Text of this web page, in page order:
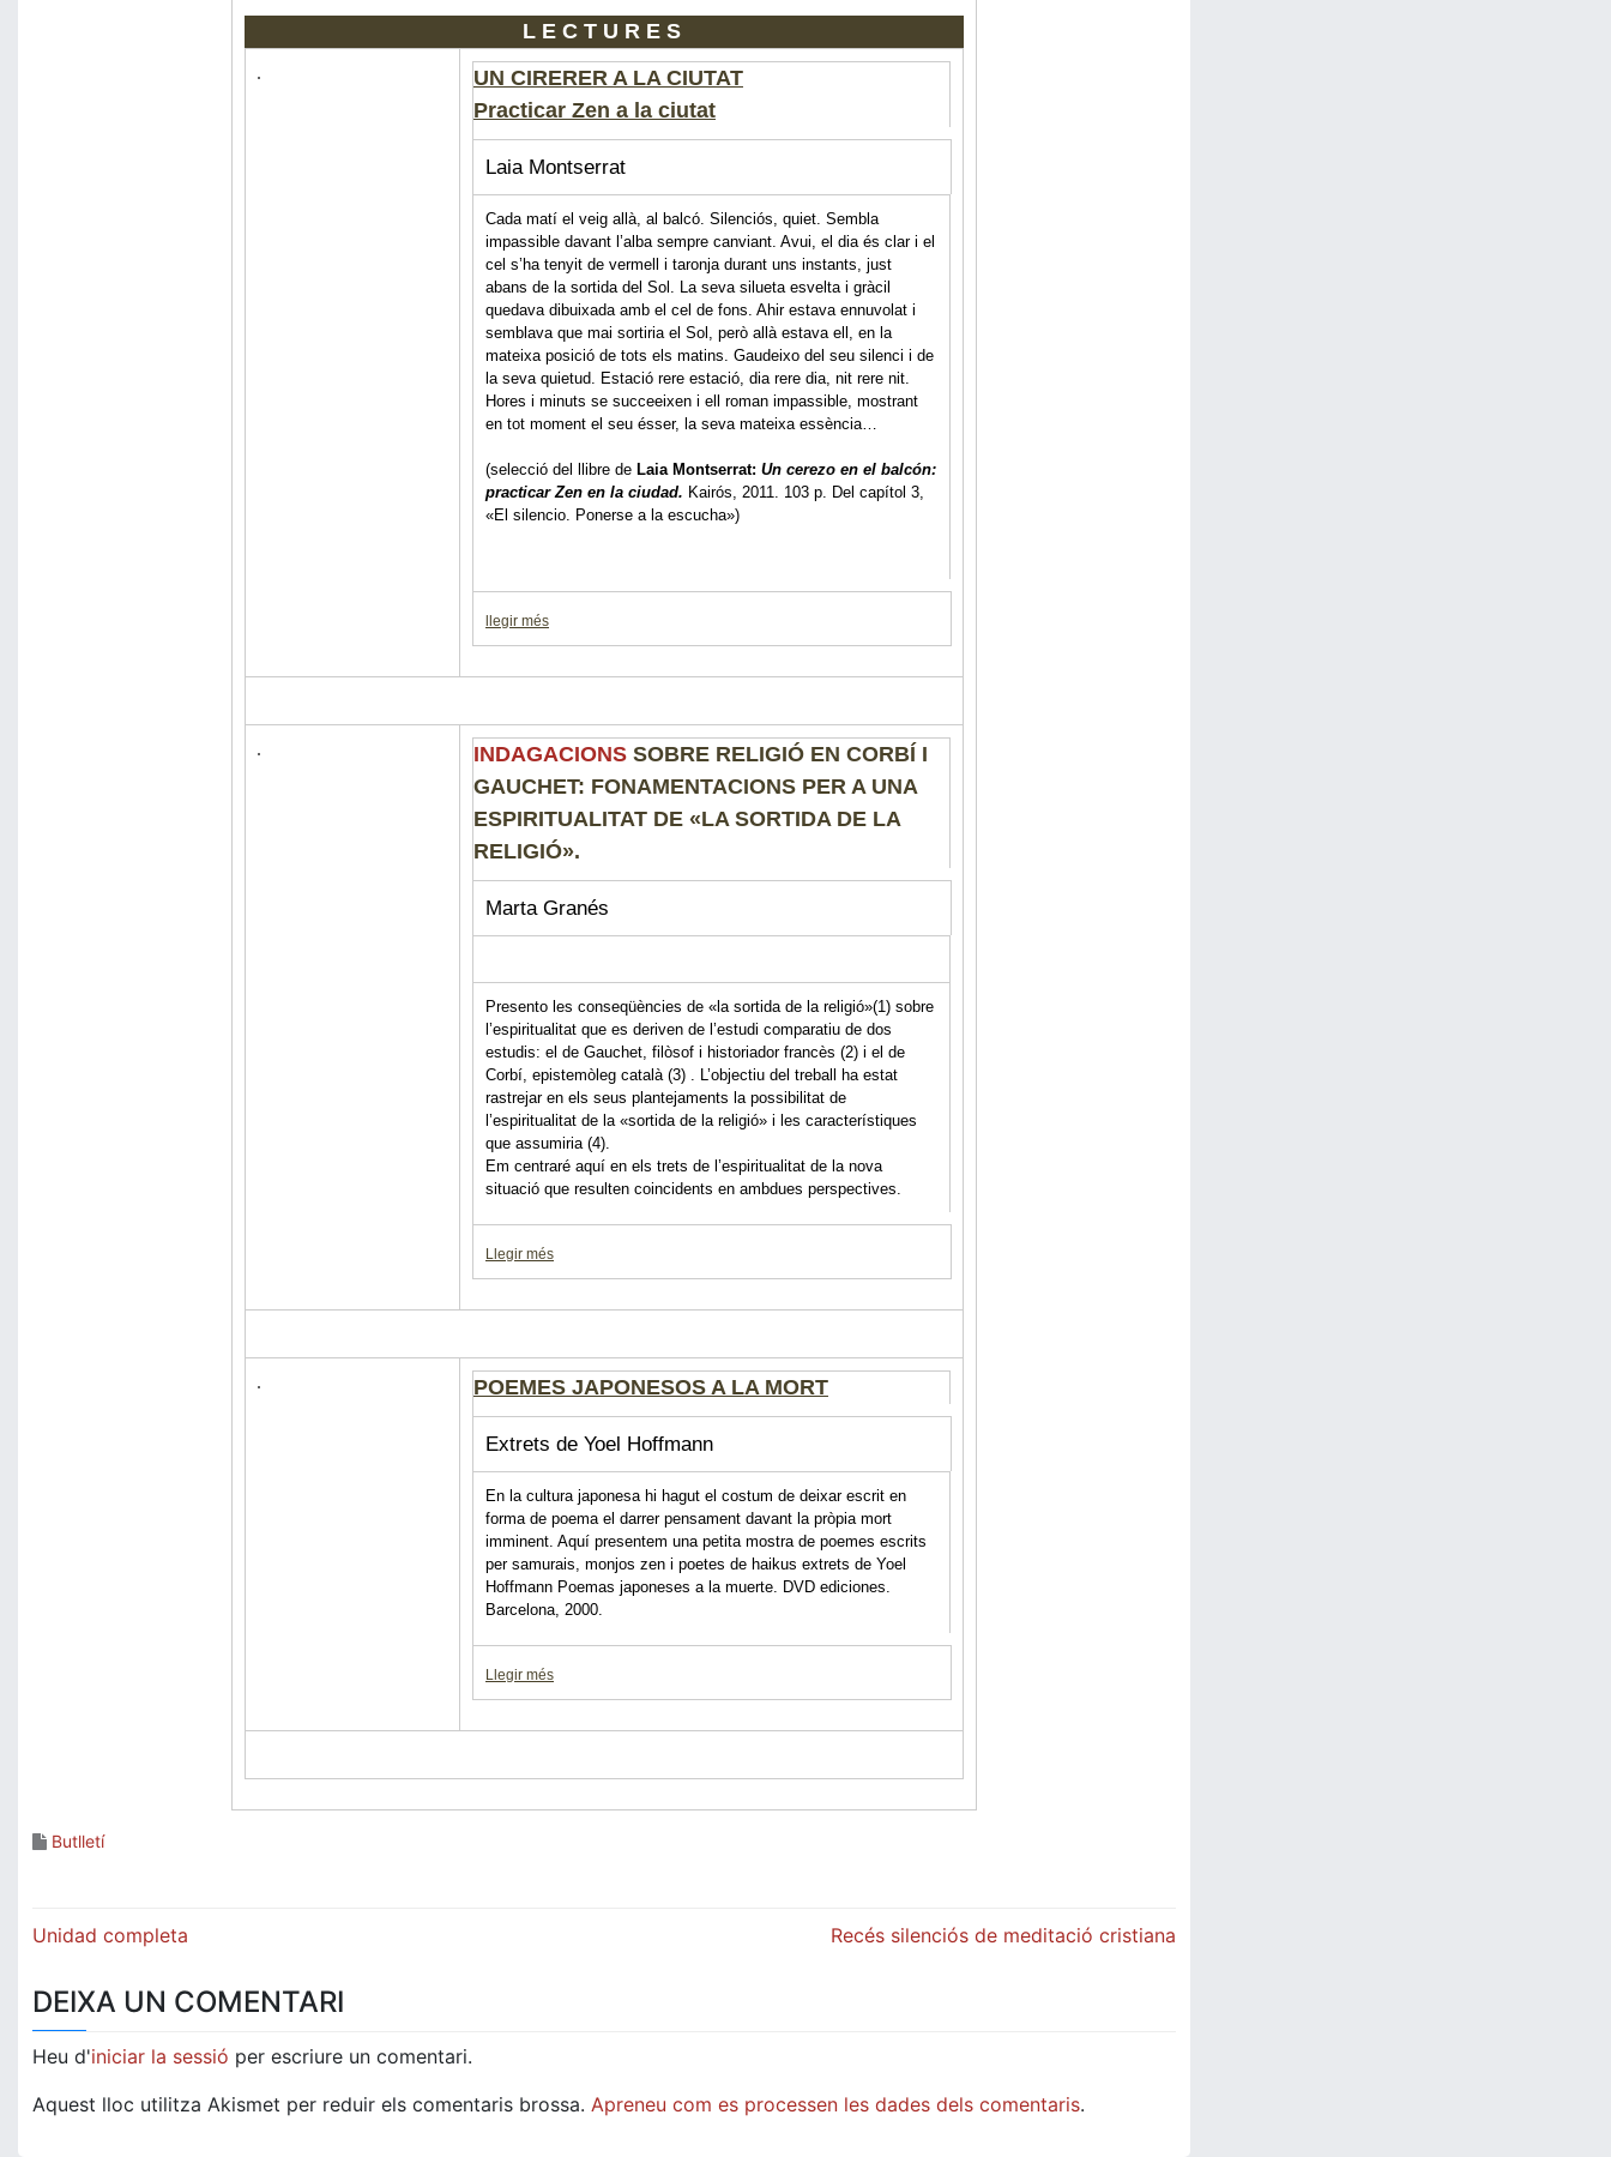
LECTURES
UN CIRERER A LA CIUTAT
Practicar Zen a la ciutat
Laia Montserrat
Cada matí el veig allà, al balcó. Silenciós, quiet. Sembla
impassible davant l’alba sempre canviant. Avui, el dia és clar i el
cel s’ha tenyit de vermell i taronja durant uns instants, just
abans de la sortida del Sol. La seva silueta esvelta i gràcil
quedava dibuixada amb el cel de fons. Ahir estava ennuvolat i
semblava que mai sortiria el Sol, però allà estava ell, en la
mateixa posició de tots els matins. Gaudeixo del seu silenci i de
la seva quietud. Estació rere estació, dia rere dia, nit rere nit.
Hores i minuts se succeeixen i ell roman impassible, mostrant
en tot moment el seu ésser, la seva mateixa essència…
(selecció del llibre de Laia Montserrat: Un cerezo en el balcón:
practicar Zen en la ciudad. Kairós, 2011. 103 p. Del capítol 3,
«El silencio. Ponerse a la escucha»)
llegir més
INDAGACIONS SOBRE RELIGIÓ EN CORBÍ I
GAUCHET: FONAMENTACIONS PER A UNA
ESPIRITUALITAT DE «LA SORTIDA DE LA
RELIGIÓ».
Marta Granés
Presento les conseqüències de «la sortida de la religió»(1) sobre
l’espiritualitat que es deriven de l’estudi comparatiu de dos
estudis: el de Gauchet, filòsof i historiador francès (2) i el de
Corbí, epistemòleg català (3) . L’objectiu del treball ha estat
rastrejar en els seus plantejaments la possibilitat de
l’espiritualitat de la «sortida de la religió» i les característiques
que assumiria (4).
Em centraré aquí en els trets de l’espiritualitat de la nova
situació que resulten coincidents en ambdues perspectives.
Llegir més
POEMES JAPONESOS A LA MORT
Extrets de Yoel Hoffmann
En la cultura japonesa hi hagut el costum de deixar escrit en
forma de poema el darrer pensament davant la pròpia mort
imminent. Aquí presentem una petita mostra de poemes escrits
per samurais, monjos zen i poetes de haikus extrets de Yoel
Hoffmann Poemas japoneses a la muerte. DVD ediciones.
Barcelona, 2000.
Llegir més
Butlletí
Navegació
Unidad completa Recés silenciós de meditació cristiana
DEIXA UN COMENTARI
Heu d'iniciar la sessió per escriure un comentari.
Aquest lloc utilitza Akismet per reduir els comentaris brossa. Apreneu com es processen les dades dels comentaris.